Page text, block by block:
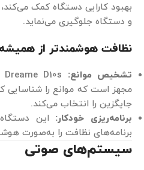
بهبود کارایی دستگاه کمک
و دستگاه جلوگیری می‌نماید.
نظافت هوشمندتر از همیشه
تشخیص موانع:
مجهز است که موانع را شناسایی
جایگزین را انتخاب می‌کند.
برنامه‌ریزی خودکار: این
برنامه‌های نظافت را به‌صورت
سیستم‌های صوتی